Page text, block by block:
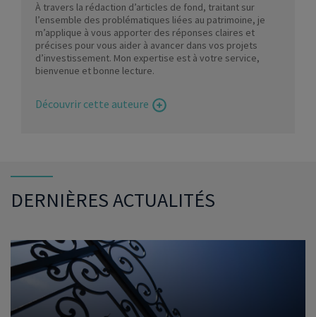
À travers la rédaction d’articles de fond, traitant sur
l’ensemble des problématiques liées au patrimoine, je
m’applique à vous apporter des réponses claires et
précises pour vous aider à avancer dans vos projets
d’investissement. Mon expertise est à votre service,
bienvenue et bonne lecture.
Découvrir cette auteure
DERNIÈRES ACTUALITÉS